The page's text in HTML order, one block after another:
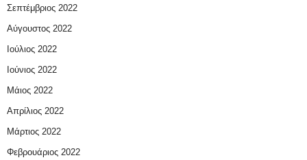
Σεπτέμβριος 2022
Αύγουστος 2022
Ιούλιος 2022
Ιούνιος 2022
Μάιος 2022
Απρίλιος 2022
Μάρτιος 2022
Φεβρουάριος 2022